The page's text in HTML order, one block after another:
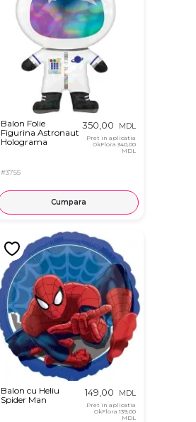
Balon Folie
Figurina Astronaut
Holograma
#3755
350,00 MDL
Pret in aplicatia
OkFlora340,00
MDL
Cumpara
Balon cu Heliu
Spider Man
149,00 MDL
Pret in aplicatia
OkFlora139,00
MDL